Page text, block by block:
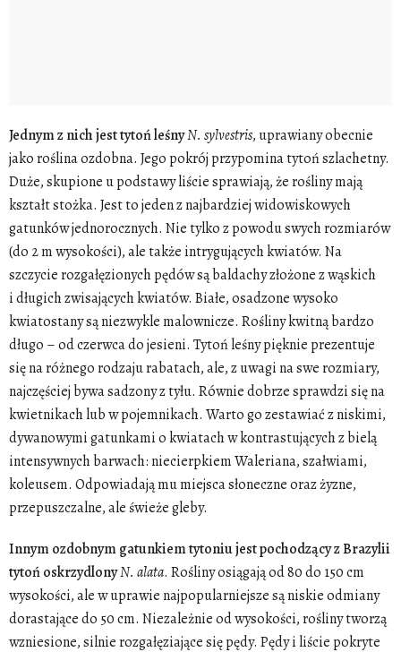
Jednym z nich jest tytoń leśnyN. sylvestris, uprawiany obecnie
jako roślina ozdobna. Jego pokrój przypomina tytoń szlachetny.
Duże, skupione u podstawy liście sprawiają, że rośliny mają
kształt stożka. Jest to jeden z najbardziej widowiskowych
gatunków jednorocznych. Nie tylko z powodu swych rozmiarów
(do 2 m wysokości), ale także intrygujących kwiatów. Na
szczycie rozgałęzionych pędów są baldachy złożone z wąskich
i długich zwisających kwiatów. Białe, osadzone wysoko
kwiatostany są niezwykle malownicze. Rośliny kwitną bardzo
długo – od czerwca do jesieni. Tytoń leśny pięknie prezentuje
się na różnego rodzaju rabatach, ale, z uwagi na swe rozmiary,
najczęściej bywa sadzony z tyłu. Równie dobrze sprawdzi się na
kwietnikach lub w pojemnikach. Warto go zestawiać z niskimi,
dywanowymi gatunkami o kwiatach w kontrastujących z bielą
intensywnych barwach: niecierpkiem Waleriana, szałwiami,
koleusem. Odpowiadają mu miejsca słoneczne oraz żyzne,
przepuszczalne, ale świeże gleby.
Innym ozdobnym gatunkiem tytoniu jest pochodzący z Brazylii
tytoń oskrzydlonyN. alata. Rośliny osiągają od 80 do 150 cm
wysokości, ale w uprawie najpopularniejsze są niskie odmiany
dorastające do 50 cm. Niezależnie od wysokości, rośliny tworzą
wzniesione, silnie rozgałęziające się pędy. Pędy i liście pokryte